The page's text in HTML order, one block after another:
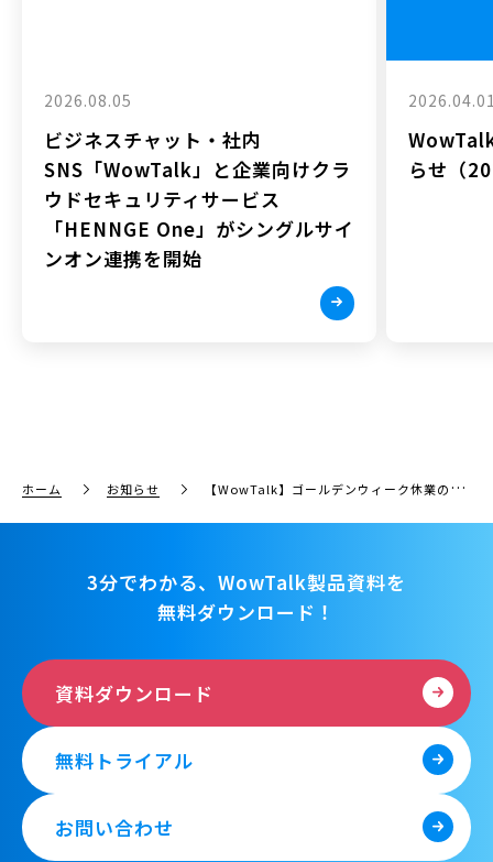
2026.08.05
ビジネスチャット・社内
SNS「WowTalk」と企業向けクラ
ウドセキュリティサービス
「HENNGE One」がシングルサイ
ンオン連携を開始
らせ（
ホーム お知らせ 【WowTalk】ゴールデンウィーク休業のお知らせ
3分でわかる、WowTalk製品資料を
無料ダウンロード！
資料ダウンロード
無料トライアル
お問い合わせ